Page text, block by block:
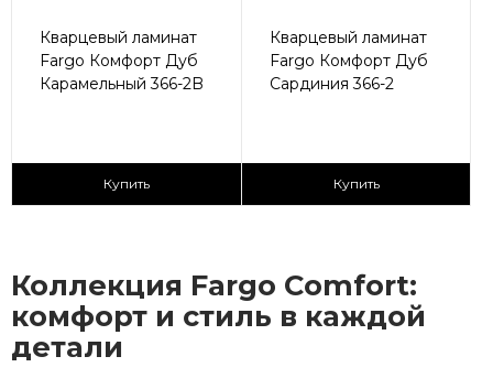
Кварцевый ламинат
Fargo Комфорт Дуб
Карамельный 366-2B
2
Купить
Кварцевый ламинат
Fargo Комфорт Дуб
Сардиния 366-2
2
Купить
Коллекция Fargo Comfort:
комфорт и стиль в каждой
детали